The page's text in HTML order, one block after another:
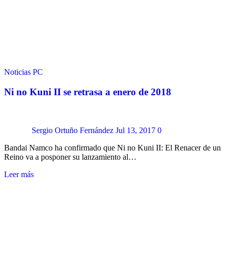
Noticias PC
Ni no Kuni II se retrasa a enero de 2018
Sergio Ortuño Fernández Jul 13, 2017 0
Bandai Namco ha confirmado que Ni no Kuni II: El Renacer de un
Reino va a posponer su lanzamiento al…
Leer más